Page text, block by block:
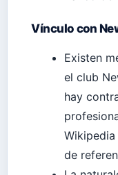
Vínculo con
Existen
el club
hay
de